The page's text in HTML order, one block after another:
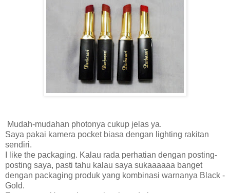
Mudah-mudahan photonya cukup jelas ya.
Saya pakai kamera pocket biasa dengan lighting rakitan
sendiri.
I like the packaging. Kalau rada perhatian dengan posting-
posting saya, pasti tahu kalau saya sukaaaaaa banget
dengan packaging produk yang kombinasi warnanya Black -
Gold.